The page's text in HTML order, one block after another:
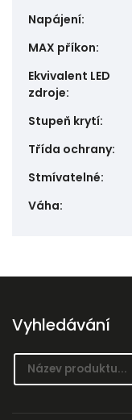
Napájení:
MAX příkon:
Ekvivalent LED
zdroje:
Stupeň krytí:
Třída ochrany:
Stmívatelné:
Váha:
Vyhledávání